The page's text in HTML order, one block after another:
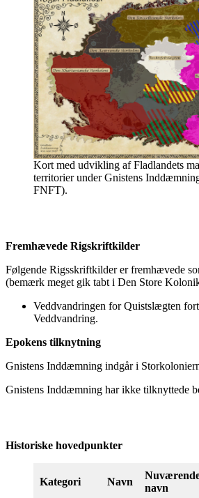
Kort med udvikling af Fladlandets
territorier under Gnistens
FNFT).
Fremhævede Rigskriftkilder
Følgende Rigsskriftkilder er fremhævede
(bemærk meget gik tabt i Den Store
Veddvandringen for Quistslægten
Veddvandring.
Epokens tilknytning
Gnistens Inddæmning indgår i
Gnistens Inddæmning har ikke tilknyttede
Historiske hovedpunkter
Kategori Navn
navn